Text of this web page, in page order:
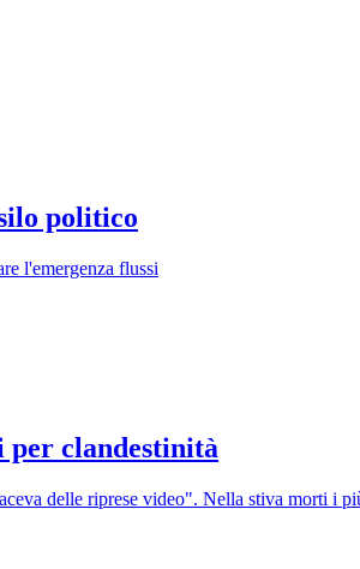
politico
l'emergenza flussi
per clandestinità
delle riprese video". Nella stiva morti i